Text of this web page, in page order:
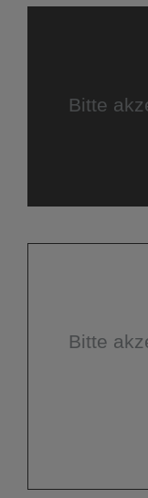
Bitte
Bitte